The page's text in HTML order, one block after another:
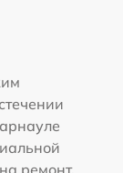
ремонт,